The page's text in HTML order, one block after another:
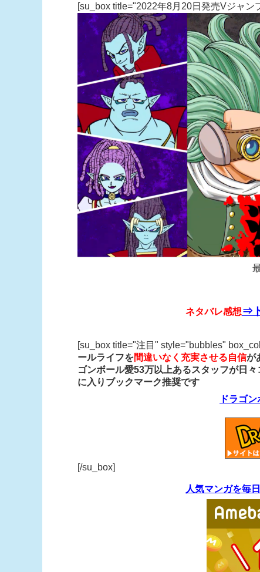
[su_box title="2022年8月20日発売Vジャ
ネタバレ感想⇒
[su_box title="注目" style="bubbles"
ールライフを間違いなく充実させる自信が
ゴンボール愛53万以上あるスタッフが日
に入りブックマーク推奨です
ドラゴ
[/su_box]
人気マンガを毎